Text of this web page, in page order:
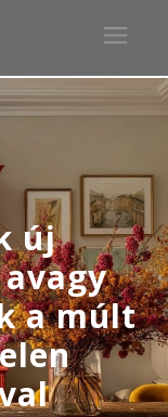
új
a múlt